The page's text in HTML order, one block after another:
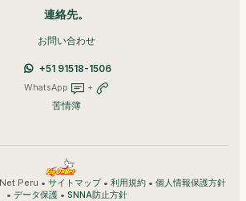
連絡先。
お問い合わせ
+51 91518-1506
WhatsApp +
苦情簿
Peru • サイトマップ• 利用規約 • 個人情報保護方針
• データ保護• SNNA防止方針